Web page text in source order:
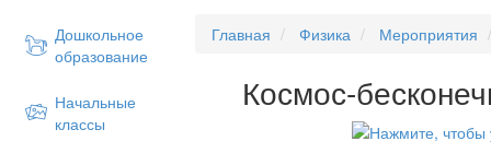
Дошкольное
образование
Начальные
классы
Главная Физика Мероприятия
Космос-